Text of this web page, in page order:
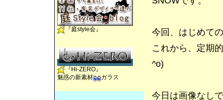
今回、はじめて
これから、定期
^o)
今日は画像なし
『庭style会』
『Hi-ZERO』
魅惑の新素材
ガラス